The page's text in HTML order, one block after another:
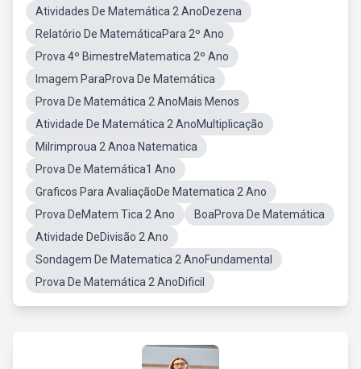
Atividades De Matemática 2 AnoDezena
Relatório De MatemáticaPara 2º Ano
Prova 4º BimestreMatematica 2º Ano
Imagem ParaProva De Matemática
Prova De Matemática 2 AnoMais Menos
Atividade De Matemática 2 AnoMultiplicação
Milrimproua 2 Anoa Natematica
Prova De Matemática1 Ano
Graficos Para AvaliaçãoDe Matematica 2 Ano
Prova DeMatem Tica 2 Ano
BoaProva De Matemática
Atividade DeDivisão 2 Ano
Sondagem De Matematica 2 AnoFundamental
Prova De Matemática 2 AnoDificil